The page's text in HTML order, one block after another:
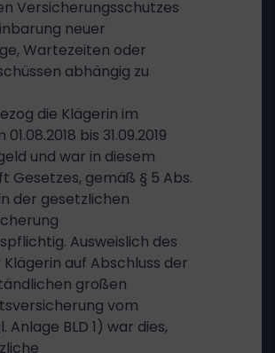
Versicherungsschutzes
neuer
Wartezeiten oder
abhängig zu
die Klägerin im
bis 31.09.2019
und war in diesem
Gesetzes, gemäß § 5 Abs.
in der gesetzlichen
Ausweislich des
auf Abschluss der
großen
vom
Anlage BLD 1) war dies,